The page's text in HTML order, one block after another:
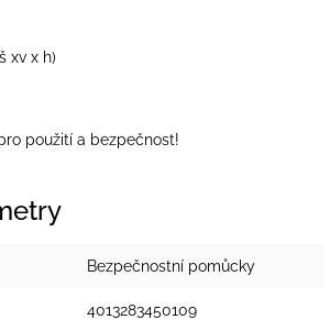
xv x h)
použití a bezpečnost!
Bezpečnostní pomůcky
4013283450109